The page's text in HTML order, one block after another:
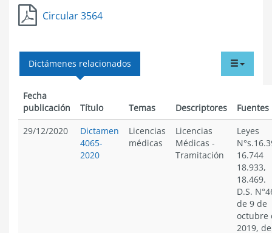
Circular 3564
menu
Dictámenes relacionados
Fecha
publicación
Título Temas Descriptores
Fuentes
29/12/2020
Dictamen
4065-
2020
Licencias
médicas
Licencias
Médicas -
Tramitación
Leyes
16.744
18.933,
18.469.
D.S.
de 9 de
octubre
2019,